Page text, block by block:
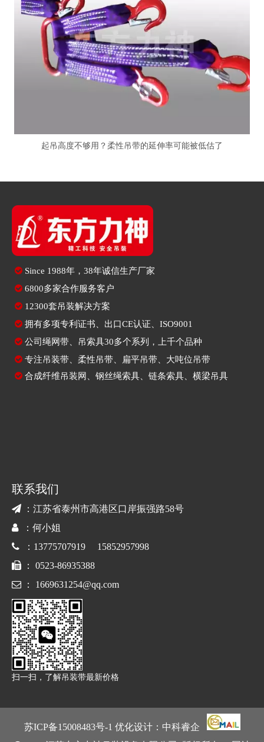
起吊高度不够用？柔性吊带的延伸率可能被低估了
 Since 1988年，38年诚信生产厂家
 6800多家合作服务客户
 12300套吊装解决方案
 拥有多项专利证书、出口CE认证、ISO9001
 公司绳网带、吊索具30多个系列，上千个品种
 专注吊装带 柔性吊带 扁平吊带 、大吨位吊带
 合成纤维吊装网 钢丝绳索具 链条索具 横梁吊具
联系我们
 ：江苏省泰州市高港区口岸振强路58号
：何小姐
 ：13775707919 15852957998
 ： 0523-86935388
 ： 1669631254@qq.com
扫一扫，了解吊装带最新价格
苏ICP备15008483号-1 优化设计： 中科睿企